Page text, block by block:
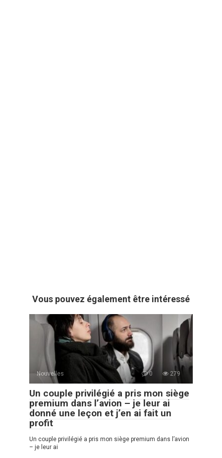
Vous pouvez également être intéressé
Nouvelles 0 279
Un couple privilégié a pris mon siège
premium dans l’avion – je leur ai
donné une leçon et j’en ai fait un
profit
Un couple privilégié a pris mon siège premium dans l’avion
– je leur ai